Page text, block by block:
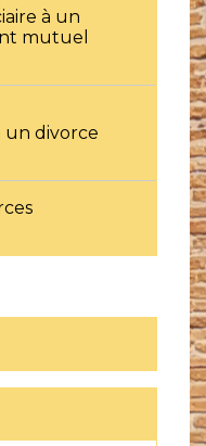
à un
mutuel
divorce